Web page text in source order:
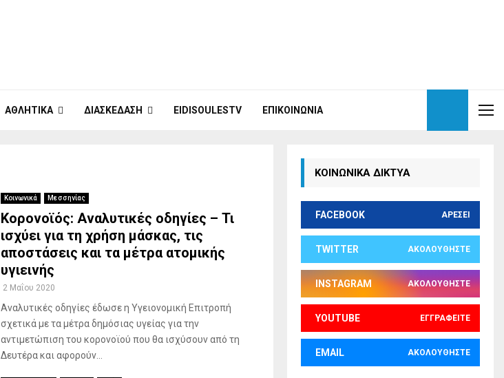
ΑΘΛΗΤΙΚΆ ΔΙΑΣΚΈΔΑΣΗ EIDISOULESTV ΕΠΙΚΟΙΝΩΝΊΑ
Κοινωνικά Μεσσηνίας
Κορονοϊός: Αναλυτικές οδηγίες – Τι
ισχύει για τη χρήση μάσκας, τις
αποστάσεις και τα μέτρα ατομικής
υγιεινής
2 Μαΐου 2020
Αναλυτικές οδηγίες έδωσε η Υγειονομική Επιτροπή
σχετικά με τα μέτρα δημόσιας υγείας για την
αντιμετώπιση του κορονοϊού που θα ισχύσουν από τη
Δευτέρα και αφορούν...
ΚΟΙΝΩΝΙΚΑ ΔΙΚΤΥΑ
FACEBOOK ΑΡΈΣΕΙ
TWITTER ΑΚΟΛΟΥΘΉΣΤΕ
INSTAGRAM ΑΚΟΛΟΥΘΉΣΤΕ
YOUTUBE ΕΓΓΡΑΦΕΊΤΕ
EMAIL ΑΚΟΛΟΥΘΉΣΤΕ